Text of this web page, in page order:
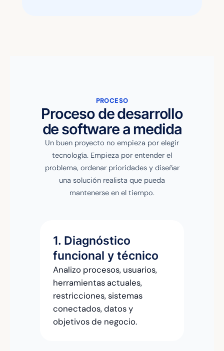
PROCESO
Proceso de desarrollo
de software a medida
Un buen proyecto no empieza por elegir
tecnología. Empieza por entender el
problema, ordenar prioridades y diseñar
una solución realista que pueda
mantenerse en el tiempo.
1. Diagnóstico
funcional y técnico
Analizo procesos, usuarios,
herramientas actuales,
restricciones, sistemas
conectados, datos y
objetivos de negocio.